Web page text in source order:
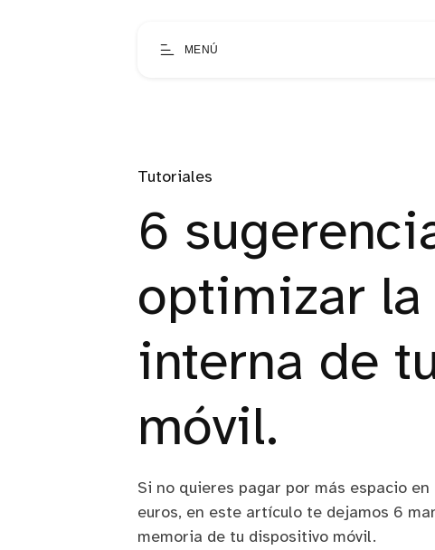
MENÚ
Tutoriales
6
optimizar la
interna de
móvil.
Si no quieres pagar por más espacio
euros, en este artículo te dejamos 6
memoria de tu dispositivo móvil.